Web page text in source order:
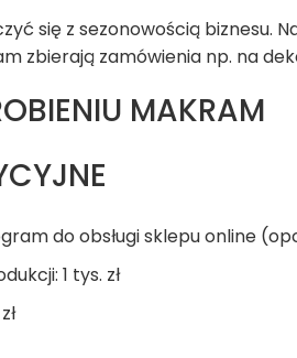
się z sezonowością biznesu.
zbierają zamówienia np. na
MAKRAM
do obsługi sklepu online
1 tys. zł